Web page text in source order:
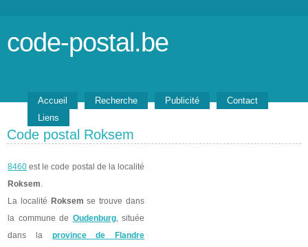
code-postal.be
Accueil Recherche Publicité
Contact
Liens
Code postal Roksem
8460 est le code postal de la localité
Roksem.
La localité Roksem se trouve dans
la commune de Oudenburg, située
dans la province de Flandre